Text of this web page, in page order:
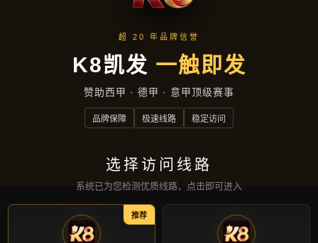
Gao Qing Duo Lei Bie Sheng Yan Shou Ji Bu Yu Ma
Jiang Ti Yu Sheng Ji Yu Le
高清多类别盛宴：手机捕鱼麻将体
育，升级娱乐
请参阅我们的介绍